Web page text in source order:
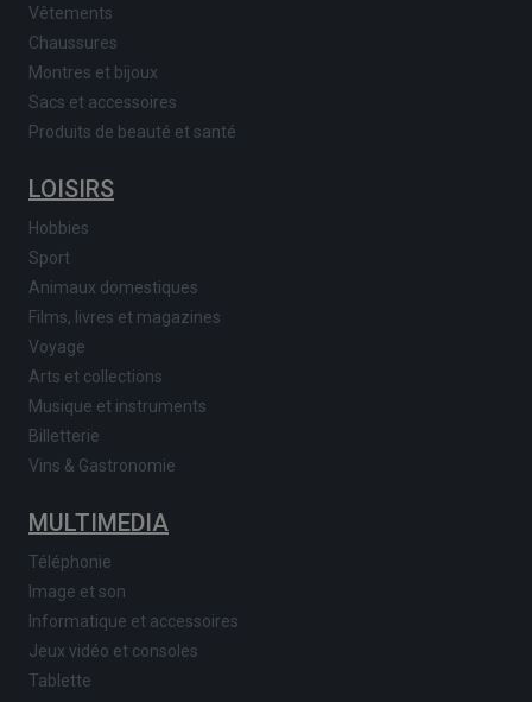
Vêtements
Chaussures
Montres et bijoux
Sacs et accessoires
Produits de beauté et santé
LOISIRS
Hobbies
Sport
Animaux domestiques
Films, livres et magazines
Voyage
Arts et collections
Musique et instruments
Billetterie
Vins & Gastronomie
MULTIMEDIA
Téléphonie
Image et son
Informatique et accessoires
Jeux vidéo et consoles
Tablette